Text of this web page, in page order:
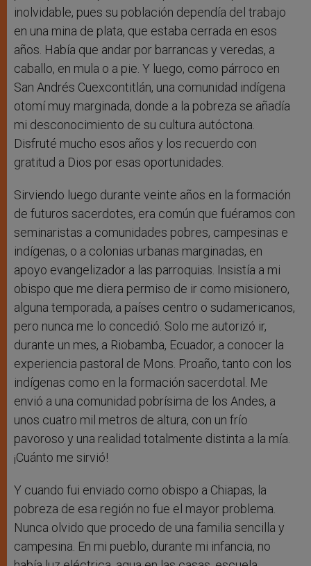
inolvidable, pues su población dependía del trabajo
en una mina de plata, que estaba cerrada en esos
años. Había que andar por barrancas y veredas, a
caballo, en mula o a pie. Y luego, como párroco en
San Andrés Cuexcontitlán, una comunidad indígena
otomí muy marginada, donde a la pobreza se añadía
mi desconocimiento de su cultura autóctona.
Disfruté mucho esos años y los recuerdo con
gratitud a Dios por esas oportunidades.
Sirviendo luego durante veinte años en la formación
de futuros sacerdotes, era común que fuéramos con
seminaristas a comunidades pobres, campesinas e
indígenas, o a colonias urbanas marginadas, en
apoyo evangelizador a las parroquias. Insistía a mi
obispo que me diera permiso de ir como misionero,
alguna temporada, a países centro o sudamericanos,
pero nunca me lo concedió. Solo me autorizó ir,
durante un mes, a Riobamba, Ecuador, a conocer la
experiencia pastoral de Mons. Proaño, tanto con los
indígenas como en la formación sacerdotal. Me
envió a una comunidad pobrísima de los Andes, a
unos cuatro mil metros de altura, con un frío
pavoroso y una realidad totalmente distinta a la mía.
¡Cuánto me sirvió!
Y cuando fui enviado como obispo a Chiapas, la
pobreza de esa región no fue el mayor problema.
Nunca olvido que procedo de una familia sencilla y
campesina. En mi pueblo, durante mi infancia, no